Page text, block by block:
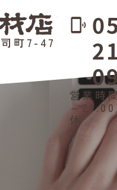
町7-47
phonelink_ring
営業時
～
休